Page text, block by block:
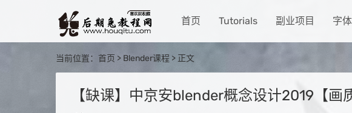
首页 Tutorials 副业项目 字
当前位置： 首页 > Blender课程 > 正文
【缺课】中京安blender概念设计2019【画